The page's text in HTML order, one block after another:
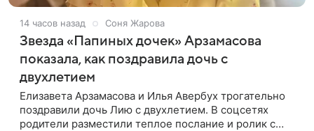
14 часов назад Соня Жарова
Звезда «Папиных дочек» Арзамасова
показала, как поздравила дочь с
двухлетием
Елизавета Арзамасова и Илья Авербух трогательно
поздравили дочь Лию с двухлетием. В соцсетях
родители разместили теплое послание и ролик с